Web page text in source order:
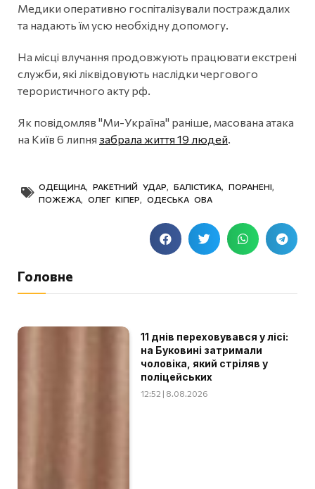
Медики оперативно госпіталізували постраждалих
та надають їм усю необхідну допомогу.
На місці влучання продовжують працювати екстрені
служби, які ліквідовують наслідки чергового
терористичного акту рф.
Як повідомляв "Ми-Україна" раніше, масована атака
на Київ 6 липня забрала життя 19 людей
ОДЕЩИНА РАКЕТНИЙ УДАР БАЛІСТИКА ПОРАНЕНІ
ПОЖЕЖА
ОЛЕГ КІПЕР ОДЕСЬКА ОВА
Головне
11 днів переховувався у лісі:
на Буковині затримали
чоловіка, який стріляв у
поліцейських
12:52 | 8.08.2026